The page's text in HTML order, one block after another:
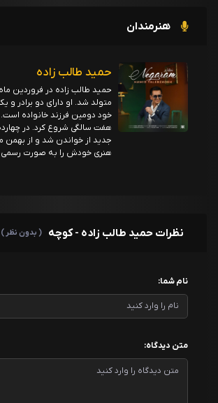
هنرمندان
حمید طالب زاده
متولد شد. او دارای دو برادر و
خود دومین فرزند خانواده است.
هفت سالگی شروع کرد. در
هنری خودش را به صورت رسمی
نظرات حمید طالب زاده - کوچه ( بدون نظر )
نام شما:
متن دیدگاه: